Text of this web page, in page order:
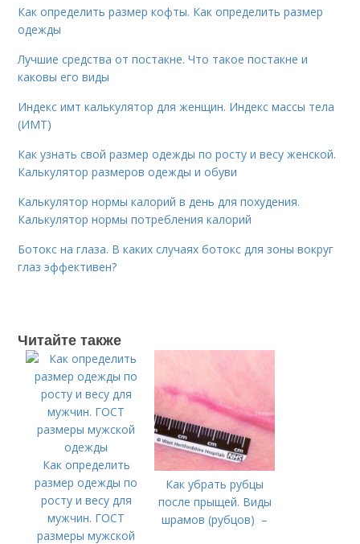
Как определить размер кофты. Как определить размер
одежды
Лучшие средства от постакне. Что такое постакне и
каковы его виды
Индекс имт калькулятор для женщин. Индекс массы тела
(ИМТ)
Как узнать свой размер одежды по росту и весу женской.
Калькулятор размеров одежды и обуви
Калькулятор нормы калорий в день для похудения.
Калькулятор нормы потребления калорий
Ботокс на глаза. В каких случаях ботокс для зоны вокруг
глаз эффективен?
Читайте также
Как определить
размер одежды по
росту и весу для
мужчин. ГОСТ
размеры мужской
Как убрать рубцы
после прыщей. Виды
шрамов (рубцов) –